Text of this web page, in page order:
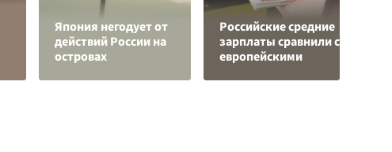
Япония негодует от
действий России на
островах
Российские средние
зарплаты сравнили с
европейскими